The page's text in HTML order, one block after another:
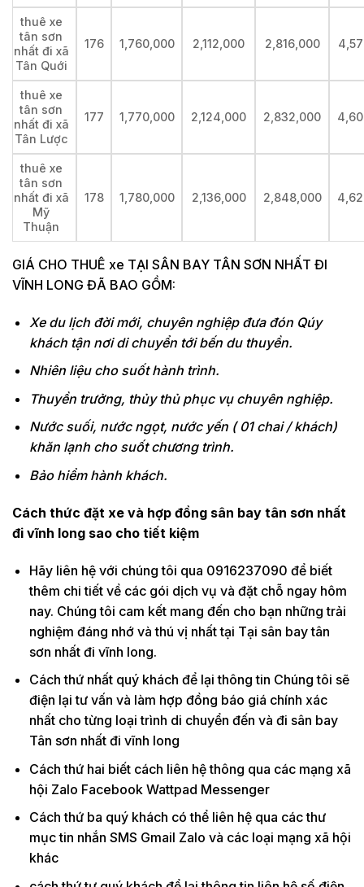
thuê xe
tân sơn
nhất đi xã
Tân Quới
176 1,760,000 2,112,000 2,816,000
thuê xe
tân sơn
nhất đi xã
Tân Lược
177 1,770,000 2,124,000 2,832,000
thuê xe
tân sơn
nhất đi xã
Mỹ
Thuận
178 1,780,000 2,136,000 2,848,000
GIÁ CHO THUÊ xe TẠI SÂN BAY TÂN SƠN NHẤT ĐI
VĨNH LONG ĐÃ BAO GỒM:
Xe du lịch đời mới, chuyên nghiệp đưa đón Qúy
khách tận nơi di chuyển tới bến du thuyền.
Nhiên liệu cho suốt hành trình.
Thuyền trưởng, thủy thủ phục vụ chuyên nghiệp.
Nước suối, nước ngọt, nước yến ( 01 chai / khách)
khăn lạnh cho suốt chương trình.
Bảo hiểm hành khách.
Cách thức đặt xe và hợp đồng sân bay tân sơn nhất
đi vĩnh long sao cho tiết kiệm
Hãy liên hệ với chúng tôi qua 0916237090 để biết
thêm chi tiết về các gói dịch vụ và đặt chỗ ngay hôm
nay. Chúng tôi cam kết mang đến cho bạn những trải
nghiệm đáng nhớ và thú vị nhất tại Tại sân bay tân
sơn nhất đi vĩnh long.
Cách thứ nhất quý khách để lại thông tin Chúng tôi sẽ
điện lại tư vấn và làm hợp đồng báo giá chính xác
nhất cho từng loại trình di chuyển đến và đi sân bay
Tân sơn nhất đi vĩnh long
Cách thứ hai biết cách liên hệ thông qua các mạng xã
hội Zalo Facebook Wattpad Messenger
Cách thứ ba quý khách có thể liên hệ qua các thư
mục tin nhắn SMS Gmail Zalo và các loại mạng xã hội
khác